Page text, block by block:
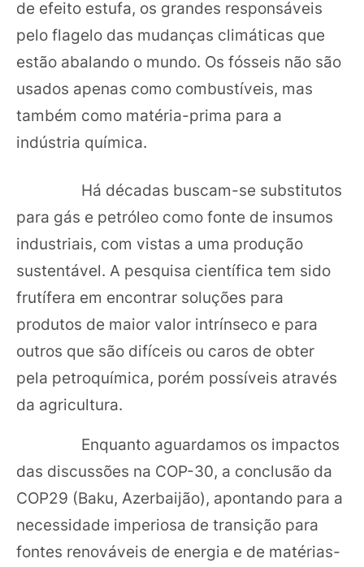
de efeito estufa, os grandes responsáveis
pelo flagelo das mudanças climáticas que
estão abalando o mundo. Os fósseis não são
usados apenas como combustíveis, mas
também como matéria-prima para a
indústria química.
Há décadas buscam-se substitutos
para gás e petróleo como fonte de insumos
industriais, com vistas a uma produção
sustentável. A pesquisa científica tem sido
frutífera em encontrar soluções para
produtos de maior valor intrínseco e para
outros que são difíceis ou caros de obter
pela petroquímica, porém possíveis através
da agricultura.
Enquanto aguardamos os impactos
das discussões na COP-30, a conclusão da
COP29 (Baku, Azerbaijão), apontando para a
necessidade imperiosa de transição para
fontes renováveis de energia e de matérias-